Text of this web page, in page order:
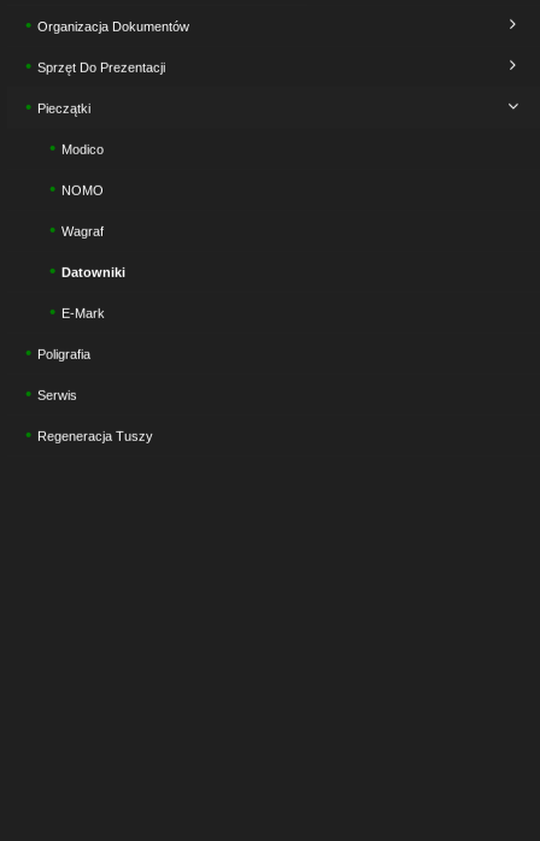
Organizacja Dokumentów
Sprzęt Do Prezentacji
Pieczątki
Modico
NOMO
Wagraf
Datowniki
E-Mark
Poligrafia
Serwis
Regeneracja Tuszy